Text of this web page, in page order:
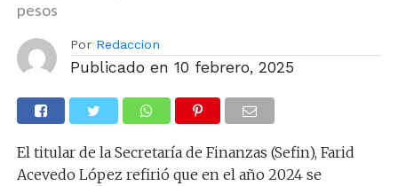
pesos
Por Redaccion
Publicado en 10 febrero, 2025
El titular de la Secretaría de Finanzas (Sefin), Farid
Acevedo López refirió que en el año 2024 se